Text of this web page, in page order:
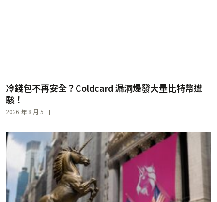
冷錢包不再安全？Coldcard 漏洞爆發大量比特幣遭
駭！
2026 年 8 月 5 日